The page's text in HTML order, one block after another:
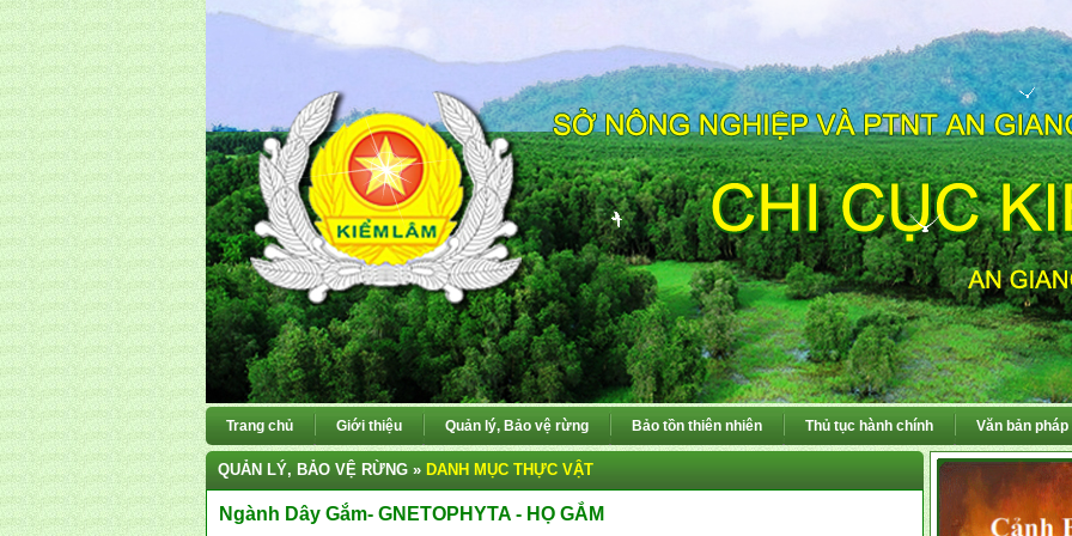
Trang chủ Giới thiệu Quản lý, Bảo vệ rừng Bảo tồn thiên nhiên Thủ tục hành chính Văn bản pháp
QUẢN LÝ, BẢO VỆ RỪNG » DANH MỤC THỰC VẬT
Ngành Dây Gắm- GNETOPHYTA - HỌ GẮM